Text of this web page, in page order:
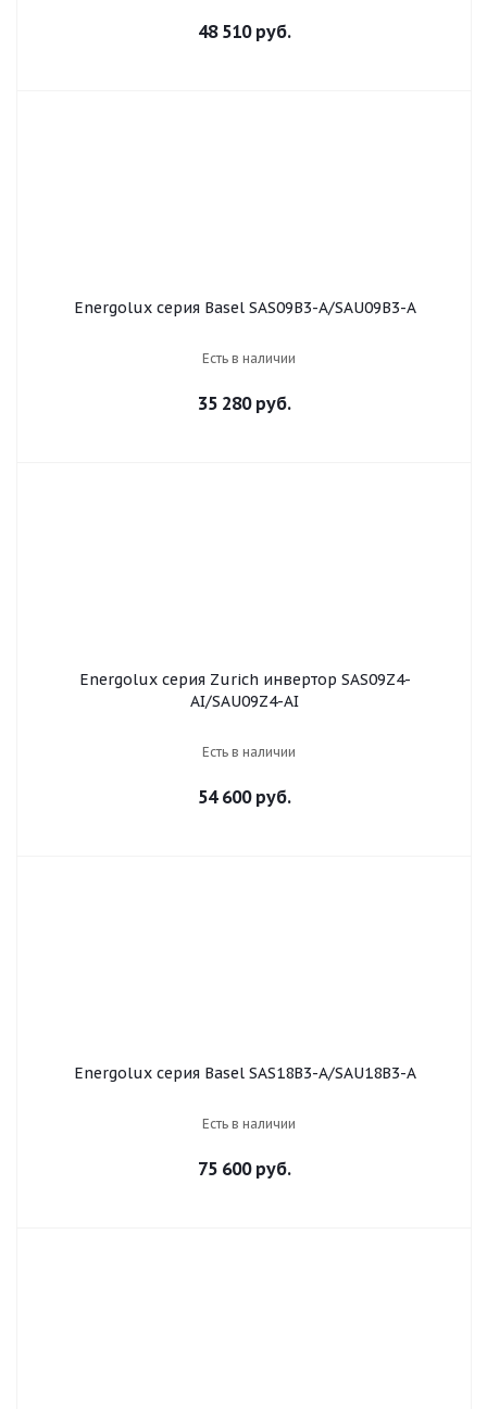
48 510 руб.
Energolux серия Basel SAS09B3-A/SAU09B3-A
Есть в наличии
35 280 руб.
Energolux серия Zurich инвертор SAS09Z4-
AI/SAU09Z4-AI
Есть в наличии
54 600 руб.
Energolux серия Basel SAS18B3-A/SAU18B3-A
Есть в наличии
75 600 руб.